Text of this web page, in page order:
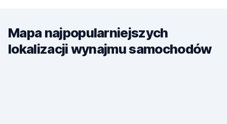
Mapa najpopularniejszych
lokalizacji wynajmu samochodów